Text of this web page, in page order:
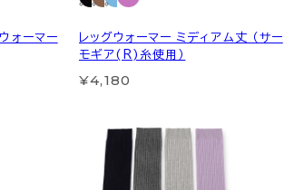
ォーマー
レッグウォーマー ミディアム丈 （サー
モギア(R)糸使用）
¥4,180